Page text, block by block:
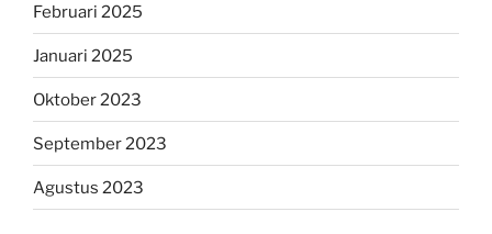
Februari 2025
Januari 2025
Oktober 2023
September 2023
Agustus 2023